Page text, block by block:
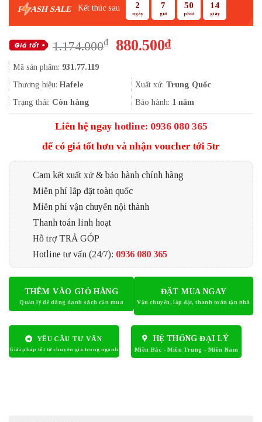
F ASH SALE Kết thúc sau 2
ngày
7
giờ
50
phút
13
giây
1.174.000₫
Giá
1.174.000₫.
880.500₫Giá
là:
880.500₫.
Mã sản phẩm: 931.77.119
Thương hiệu: Hafele Xuất xứ: Trung Quốc
Trạng thái: Còn hàng Bảo hành: 1 năm
Liên hệ ngay hotline: 0936 080 365
để có giá tốt hơn và nhận voucher tới 5tr
Cam kết xuất xứ & bảo hành chính hãng
Miễn phí lắp đặt toàn quốc
Miễn phí vận chuyển nội thành
Thanh toán linh hoạt
Hỗ trợ TRẢ GÓP
Hotline tư vấn (24/7): 0936 080 365
THÊM VÀO GIỎ HÀNG ĐẶT MUA NGAY
YÊU CẦU TƯ VẤN HỆ THỐNG ĐẠI LÝ